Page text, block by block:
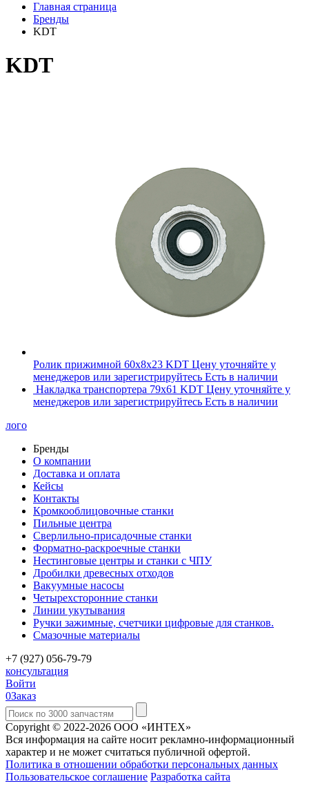
Главная страница
Бренды
KDT
KDT
Ролик прижимной 60x8x23 KDT Цену уточняйте у
менеджеров или зарегистрируйтесь Есть в наличии
Накладка транспортера 79х61 KDT Цену уточняйте у
менеджеров или зарегистрируйтесь Есть в наличии
лого
Бренды
О компании
Доставка и оплата
Кейсы
Контакты
Кромкооблицовочные станки
Пильные центра
Сверлильно-присадочные станки
Форматно-раскроечные станки
Нестинговые центры и станки с ЧПУ
Дробилки древесных отходов
Вакуумные насосы
Четырехсторонние станки
Линии укутывания
Ручки зажимные, счетчики цифровые для станков.
Смазочные материалы
+7 (927) 056-79-79
консультация
Войти
0Заказ
Copyright © 2022-2026 ООО «ИНТЕХ»
Вся информация на сайте носит рекламно-информационный
характер и не может считаться публичной офертой.
Политика в отношении обработки персональных данных
Пользовательское соглашение Разработка сайта